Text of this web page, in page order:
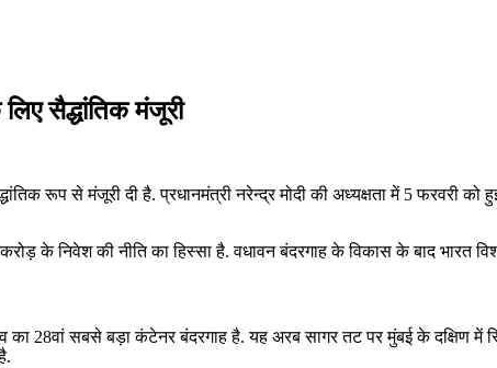
सैद्धांतिक मंजूरी
रूप से मंजूरी दी है. प्रधानमंत्री नरेन्द्र मोदी की अध्यक्षता में 5 फरवरी
के निवेश की नीति का हिस्सा है. वधावन बंदरगाह के विकास के बाद भारत
28वां सबसे बड़ा कंटेनर बंदरगाह है. यह अरब सागर तट पर मुंबई के दक्षिण में